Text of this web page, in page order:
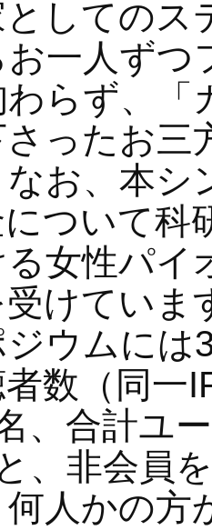
してのス
一人ずつ
わらず、「
ったお三
なお、本シ
ついて科
女性パイ
受けていま
ウムには
数（同一
、合計ユ
、非会員
人かの方